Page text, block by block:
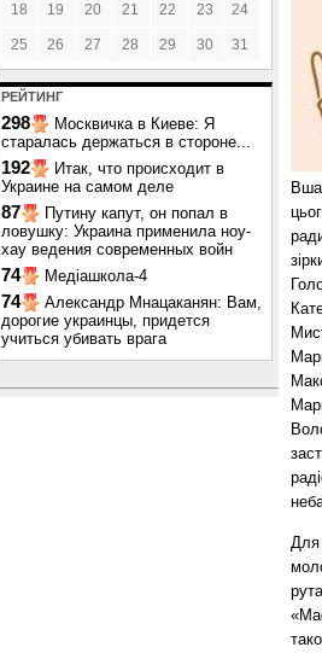
18 19 20 21 22 23 24
25 26 27 28 29 30 31
РЕЙТИНГ
298
Москвичка в Киеве: Я
старалась держаться в стороне...
192
Итак, что происходит в
Украине на самом деле
87
Путину капут, он попал в
ловушку: Украина применила ноу-
хау ведения современных войн
74 Медіашкола-4
74
Александр Мнацаканян: Вам,
дорогие украинцы, придется
учиться убивать врага
Для